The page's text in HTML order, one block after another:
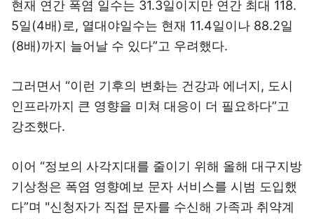
현재 연간 폭염 일수는 31.3일이지만 연간 최대 118.
5일(4배)로, 열대야일수는 현재 11.4일이나 88.2일
(8배)까지 늘어날 수 있다”고 우려했다.
그러면서 “이런 기후의 변화는 건강과 에너지, 도시
인프라까지 큰 영향을 미쳐 대응이 더 필요하다”고
강조했다.
이어 “정보의 사각지대를 줄이기 위해 올해 대구지방
기상청은 폭염 영향예보 문자 서비스를 시범 도입했
다”며 "신청자가 직접 문자를 수신해 가족과 취약계